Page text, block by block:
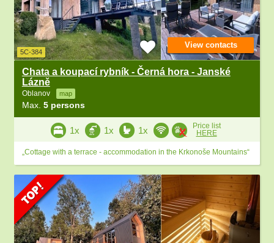
5C-384
Chata a koupací rybník - Černá hora - Janské
Lázně
Oblanov map
Max. 5 persons
View contacts
1x 1x 1x
Price list
HERE
„Cottage with a terrace - accommodation in the Krkonoše Mountains“